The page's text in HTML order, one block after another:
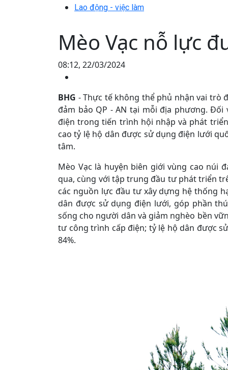
Lao động - việc làm
Mèo Vạc nỗ lực
08:12, 22/03/2024
BHG - Thực tế không thể phủ nhận vai trò
đảm bảo QP - AN tại mỗi địa phương.
điện trong tiến trình hội nhập và phát
cao tỷ lệ hộ dân được sử dụng điện lưới
tâm.
Mèo Vạc là huyện biên giới vùng cao núi
qua, cùng với tập trung đầu tư phát triển
các nguồn lực đầu tư xây dựng hệ thống
dân được sử dụng điện lưới, góp phần
sống cho người dân và giảm nghèo bền
tư công trình cấp điện; tỷ lệ hộ dân được
84%.